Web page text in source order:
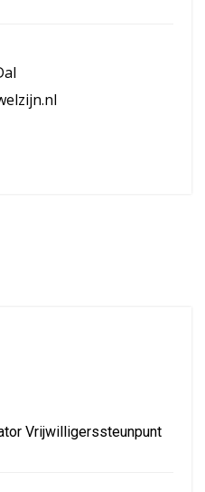
Vrijwilligerssteunpunt